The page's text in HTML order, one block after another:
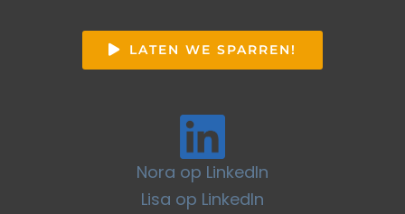
LATEN WE SPARREN!
Nora op LinkedIn
Lisa op LinkedIn